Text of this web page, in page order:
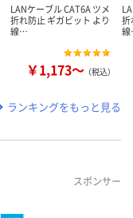
LANケーブル CAT6A ツメ
折れ防止 ギガビット より
線…
￥1,173～ （税込）
折
ランキングをもっと見る
スポンサー